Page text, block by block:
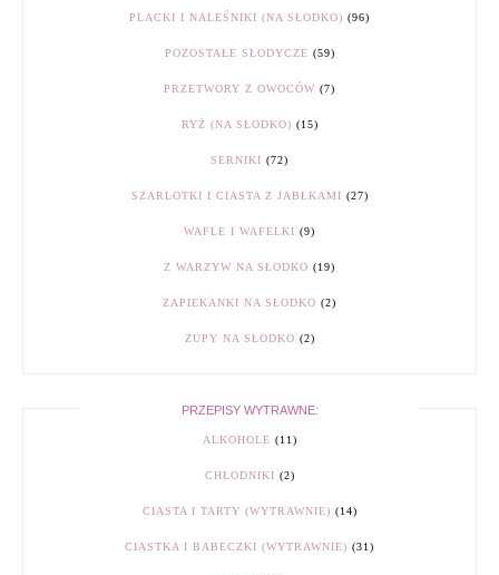
PLACKI I NALEŚNIKI (NA SŁODKO) (96)
POZOSTAŁE SŁODYCZE (59)
PRZETWORY Z OWOCÓW (7)
RYŻ (NA SŁODKO) (15)
SERNIKI (72)
SZARLOTKI I CIASTA Z JABŁKAMI (27)
WAFLE I WAFELKI (9)
Z WARZYW NA SŁODKO (19)
ZAPIEKANKI NA SŁODKO (2)
ZUPY NA SŁODKO (2)
PRZEPISY WYTRAWNE:
ALKOHOLE (11)
CHŁODNIKI (2)
CIASTA I TARTY (WYTRAWNIE) (14)
CIASTKA I BABECZKI (WYTRAWNIE) (31)